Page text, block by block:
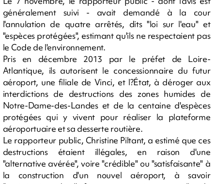
généralement suivi - avait demandé à la cour
l'annulation de quatre arrêtés, dits "loi sur l'eau" et
"espèces protégées", estimant qu'ils ne respectaient pas
le Code de l'environnement.
Pris en décembre 2013 par le préfet de Loire-
Atlantique, ils autorisent le concessionnaire du futur
aéroport, une filiale de Vinci, et l?État, à déroger aux
interdictions de destructions des zones humides de
Notre-Dame-des-Landes et de la centaine d'espèces
protégées qui y vivent pour réaliser la plateforme
aéroportuaire et sa desserte routière.
Le rapporteur public, Christine Piltant, a estimé que ces
destructions étaient illégales, en raison d'une
"alternative avérée", voire "crédible" ou "satisfaisante" à
la construction d'un nouvel aéroport, à savoir